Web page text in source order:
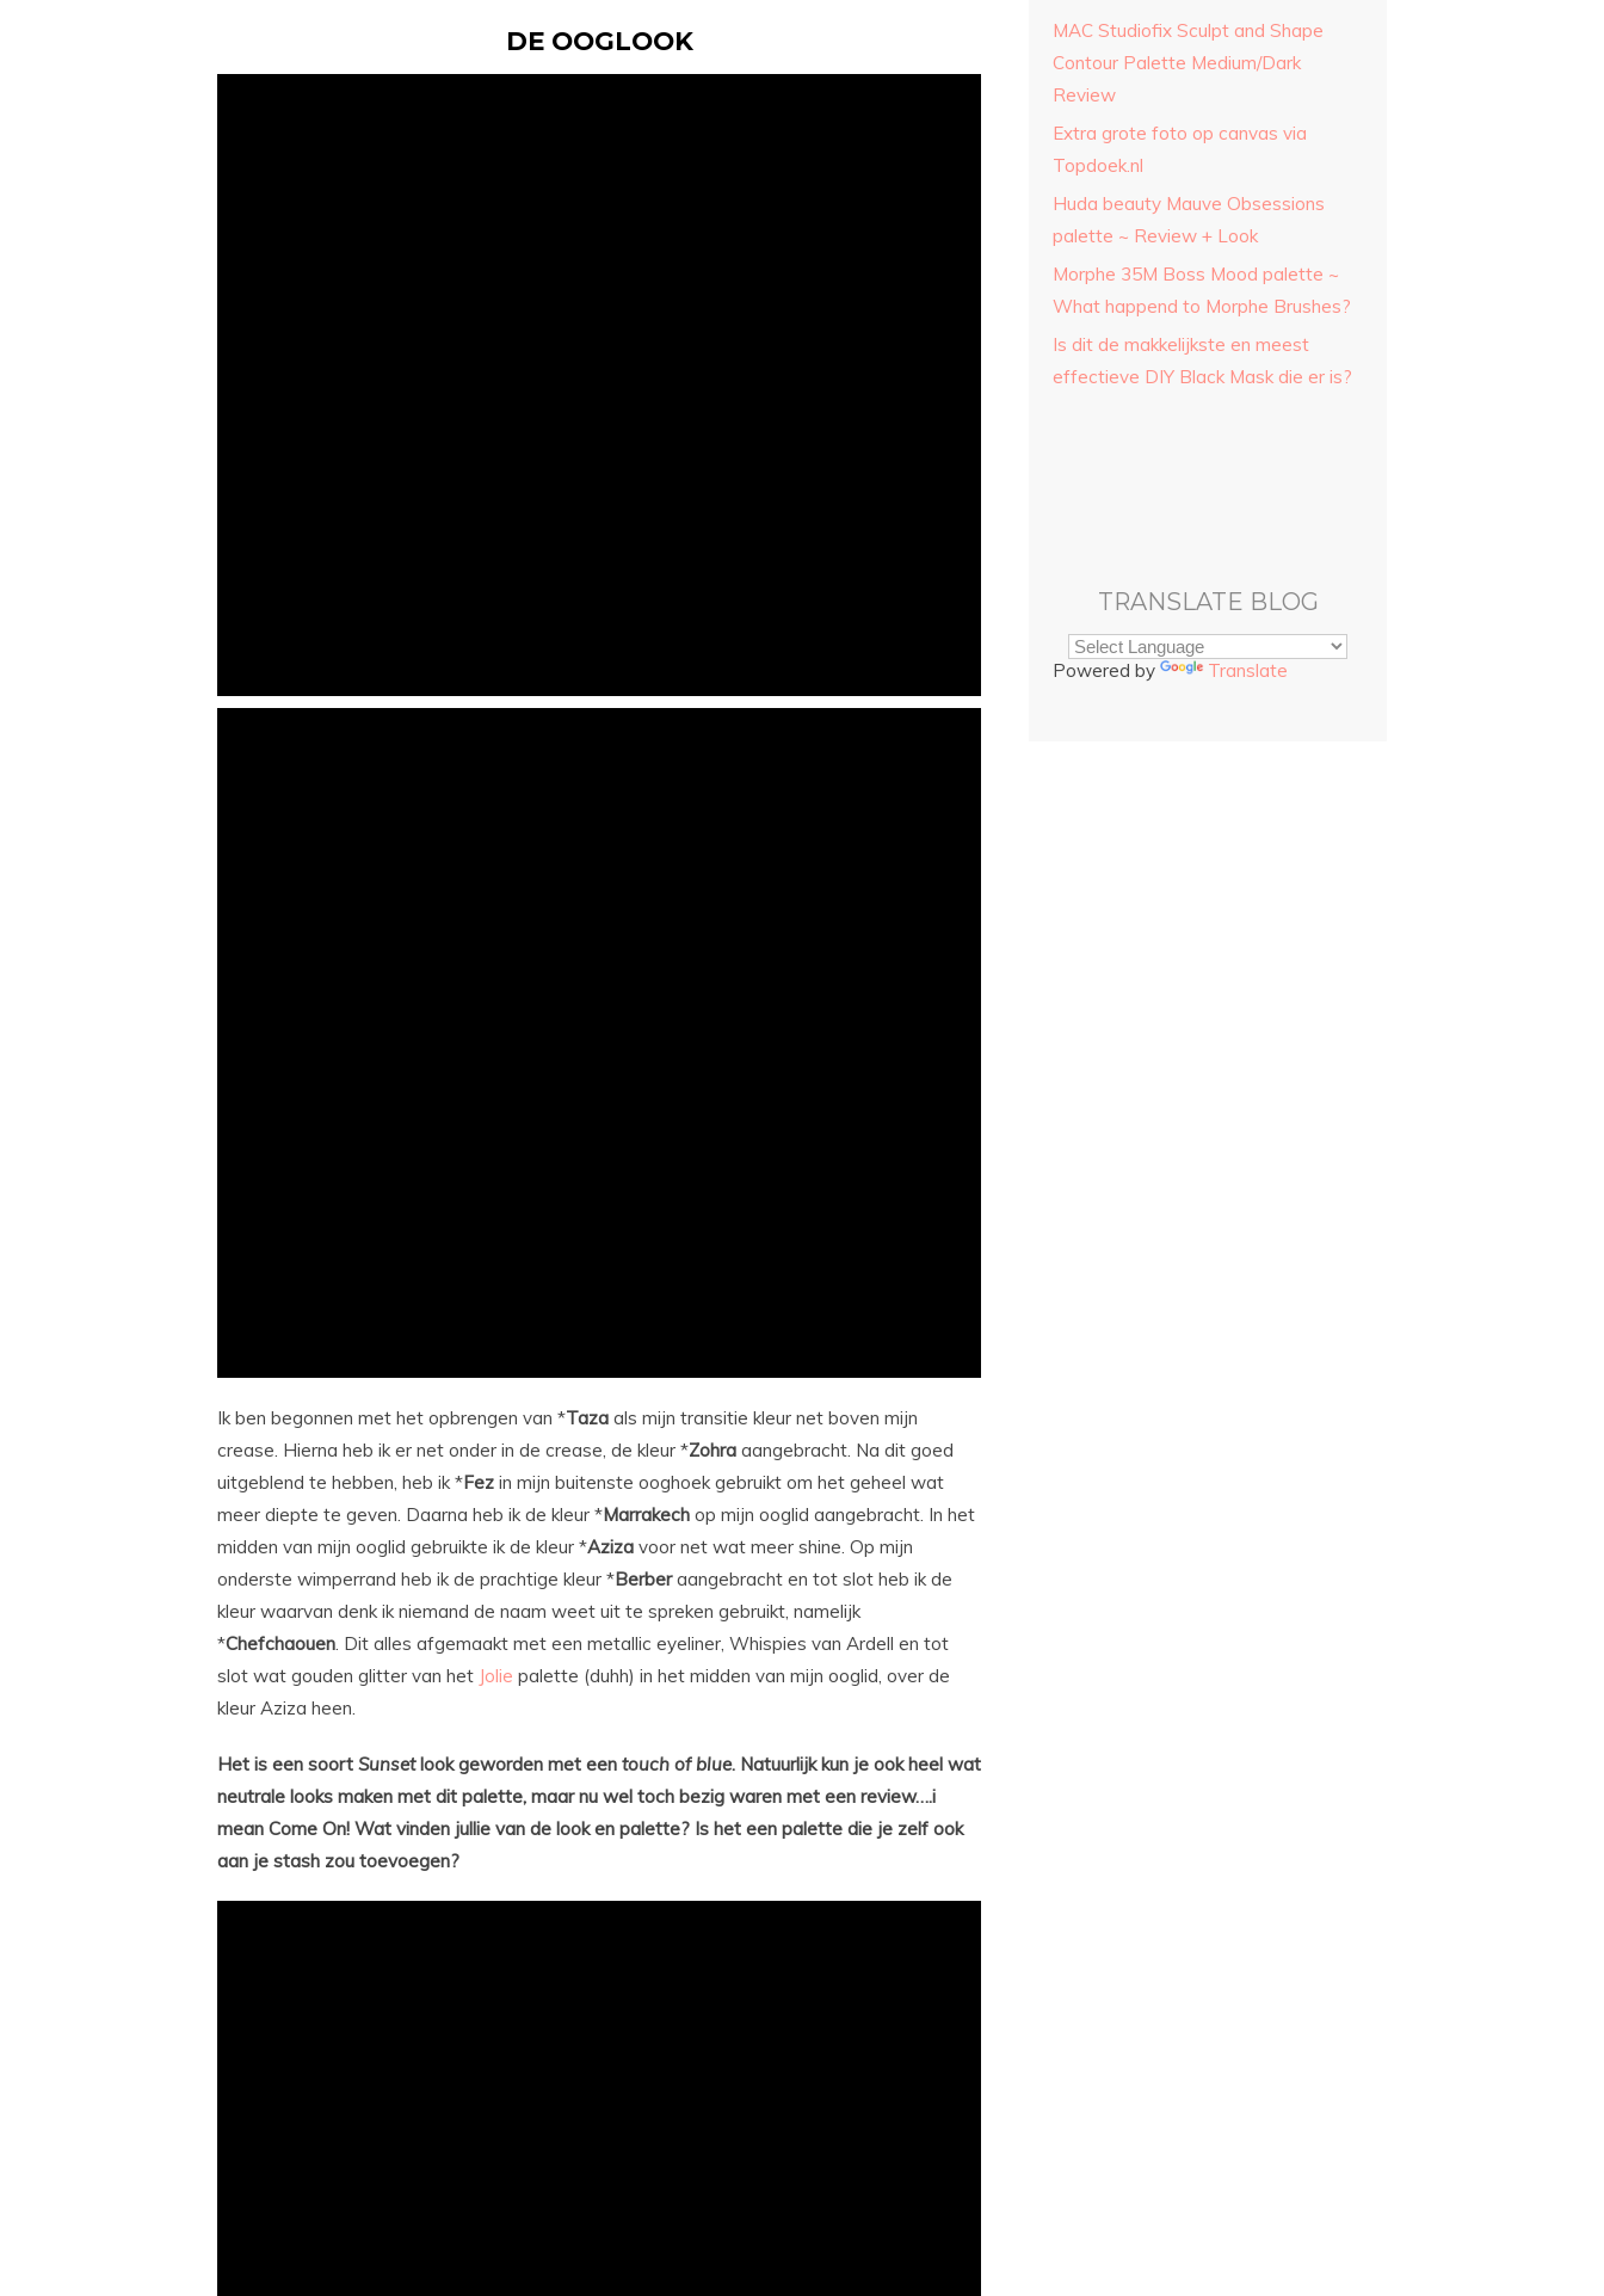
DE OOGLOOK
Ik ben begonnen met het opbrengen van *Taza als mijn transitie kleur net boven mijn
crease. Hierna heb ik er net onder in de crease, de kleur *Zohra aangebracht. Na dit goed
uitgeblend te hebben, heb ik *Fez in mijn buitenste ooghoek gebruikt om het geheel wat
meer diepte te geven. Daarna heb ik de kleur *Marrakech op mijn ooglid aangebracht. In het
midden van mijn ooglid gebruikte ik de kleur *Aziza voor net wat meer shine. Op mijn
onderste wimperrand heb ik de prachtige kleur *Berberaangebracht en tot slot heb ik de
kleur waarvan denk ik niemand de naam weet uit te spreken gebruikt, namelijk
*Chefchaouen . Dit alles afgemaakt met een metallic eyeliner, Whispies van Ardell en tot
slot wat gouden glitter van het Jolie palette (duhh) in het midden van mijn ooglid, over de
kleur Aziza heen.
Het is een soort Sunsetlook geworden met een touch of blue. Natuurlijk kun je ook heel wat
neutrale looks maken met dit palette, maar nu wel toch bezig waren met een review….i
mean Come On! Wat vinden jullie van de look en palette? Is het een palette die je zelf ook
aan je stash zou toevoegen?
MAC Studiofix Sculpt and Shape
Contour Palette Medium/Dark
Review
Extra grote foto op canvas via
Topdoek.nl
Huda beauty Mauve Obsessions
palette ~ Review + Look
Morphe 35M Boss Mood palette ~
What happend to Morphe Brushes?
Is dit de makkelijkste en meest
effectieve DIY Black Mask die er is?
TRANSLATE BLOG
Powered by Translate